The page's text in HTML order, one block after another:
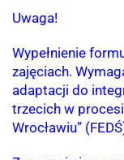
Uwaga!
Wypełnienie
zajęciach.
adaptacji do
trzecich w
Wrocławiu”